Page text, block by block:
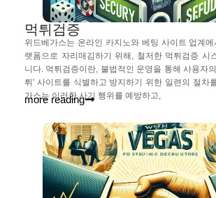
먹튀검증
위드베가스는 온라인 카지노와 베팅 사이트 업계
랫폼으로 자리매김하기 위해, 철저한 먹튀검증 시
니다. 먹튀검증이란, 불법적인 운영을 통해 사용자
튀' 사이트를 식별하고 방지하기 위한 일련의 절차
가스는 이러한 사기 행위를 예방하고,
more reading